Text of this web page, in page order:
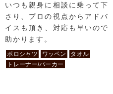
いつも親身に相談に乗って下
さり、プロの視点からアドバ
イスも頂き、対応も早いので
助かります。
ポロシャツ ワッペン
タオル
トレーナー/パーカー